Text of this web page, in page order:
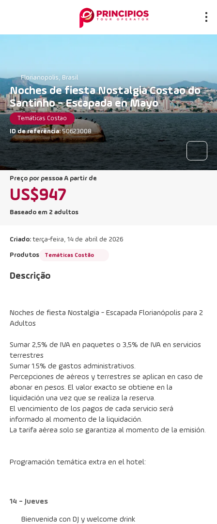
Florianopolis, Brasil
Noches de fiesta Nostalgia Costao do
Santinho - Escapada en Mayo
Temáticas Costao
ID de referência:50623008
preço por pessoa A partir de
US$947
Baseado em 2 adultos
Criado: terça-feira, 14 de abril de 2026
Produtos Temáticas Costão
Descrição
Noches de fiesta Nostalgia - Escapada Florianópolis para 2
Adultos
Sumar 2,5% de IVA en paquetes o 3,5% de IVA en servicios
terrestres
Sumar 1.5% de gastos administrativos.
Percepciones de aéreos y terrestres se aplican en caso de
abonar en pesos. El valor exacto se obtiene en la
liquidación una vez que se realiza la reserva.
El vencimiento de los pagos de cada servicio será
informado al momento de la liquidación.
La tarifa aérea solo se garantiza al momento de la emisión.
Programación temática extra en el hotel:
14 - Jueves
Bienvenida con DJ y welcome drink